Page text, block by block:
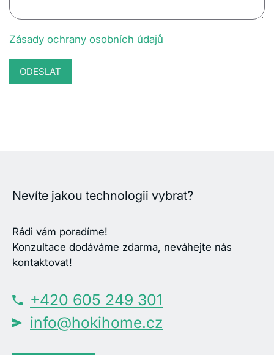
Zásady ochrany osobních údajů
Nevíte jakou technologii vybrat?
Rádi vám poradíme!
Konzultace dodáváme zdarma, neváhejte nás
kontaktovat!
+420 605 249 301
info@hokihome.cz